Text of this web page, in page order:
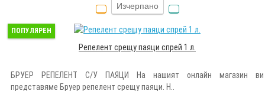
Изчерпано
ПОПУЛЯРЕН
Репелент срещу паяци спрей 1 л.
БРУЕР РЕПЕЛЕНТ С/У ПАЯЦИ На нашият онлайн магазин ви
представяме Бруер репелент срещу паяци. Н..